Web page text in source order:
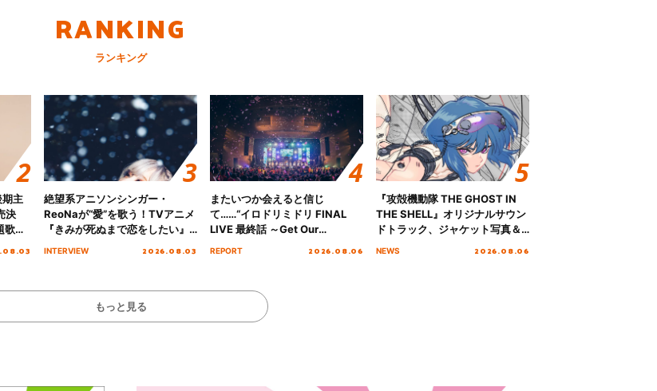
RANKING
ランキング
期主
決
歌
絶望系アニソンシンガー・
ReoNaが“愛”を歌う！TVアニメ
『きみが死ぬまで恋をしたい』
INTERVIEW 2026.08.03
またいつか会えると信じ
て……“イロドリミドリ FINAL
LIVE 最終話 ～Get Our
REPORT 2026.08.06
『攻殻機動隊 THE GHOST IN
THE SHELL』オリジナルサウン
ドトラック、ジャケット写真＆
NEWS 2026.08.06
もっと見る